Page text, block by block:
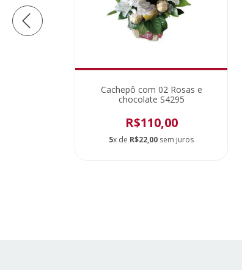
Cachepô com 02 Rosas e
chocolate S4295
R$110,00
5x de R$22,00 sem juros